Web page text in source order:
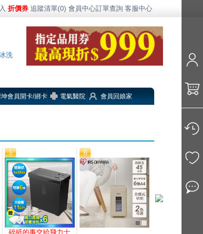
折價券 追蹤清單(0) 會員中心訂單查詢 客服中心
洗
會員開卡/綁卡 電氣醫院 會員回娘家
5
碎紙的事交給飛力士
6